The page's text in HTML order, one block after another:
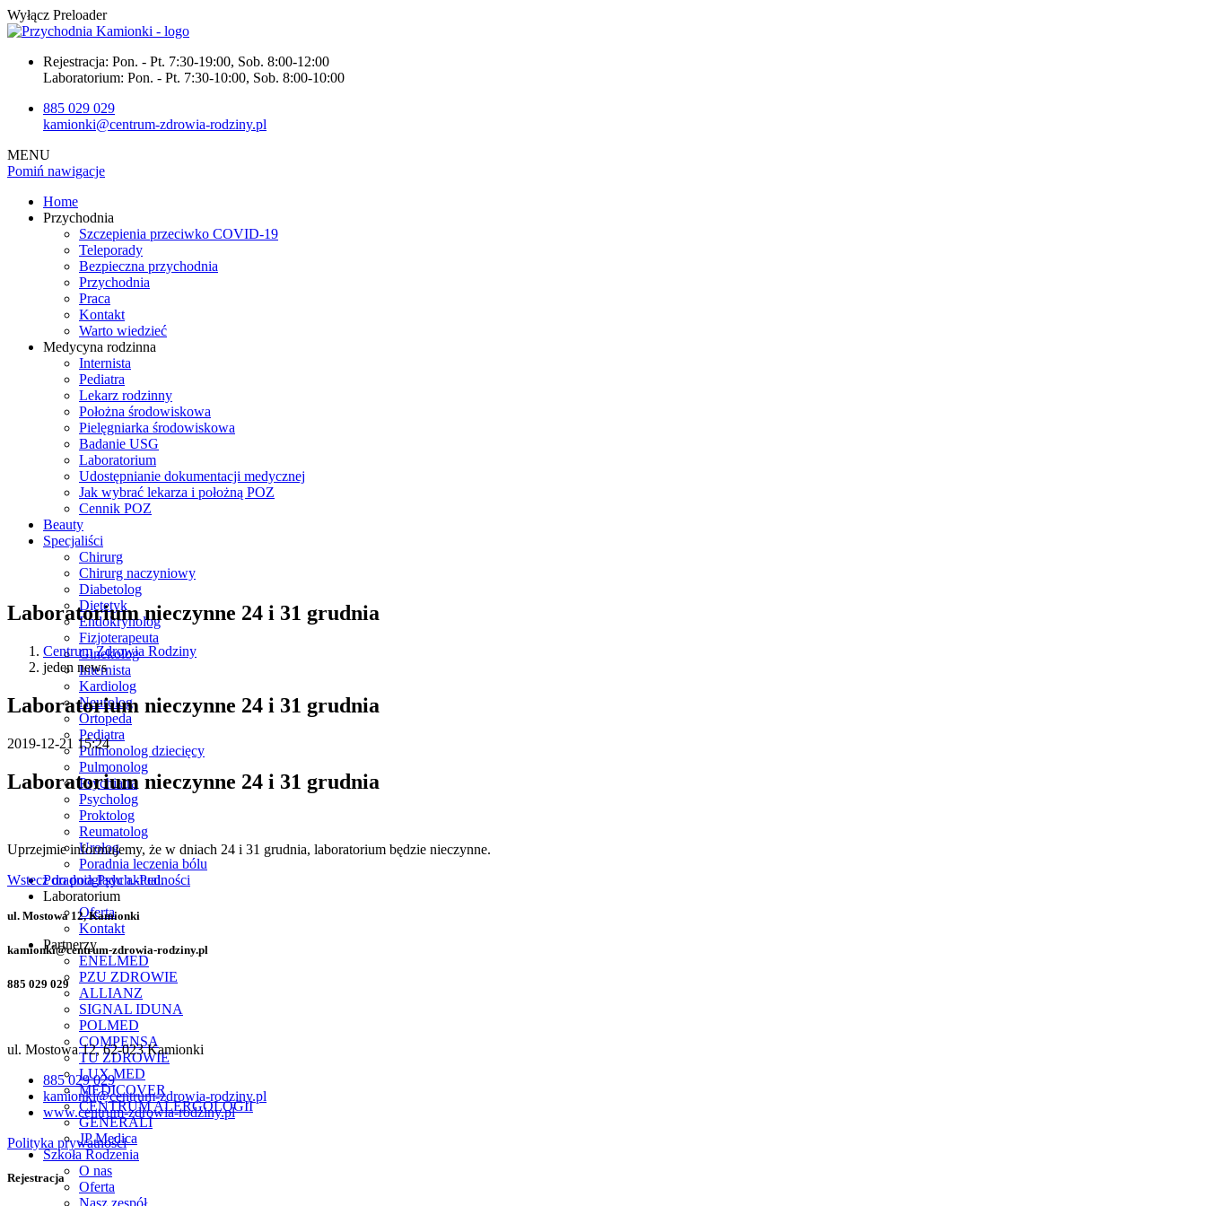
Wyłącz Preloader
Rejestracja: Pon. - Pt. 7:30-19:00, Sob. 8:00-12:00
Laboratorium: Pon. - Pt. 7:30-10:00, Sob. 8:00-10:00
885 029 029
kamionki@centrum-zdrowia-rodziny.pl
MENU
Pomiń nawigacje
Home
Przychodnia
Szczepienia przeciwko COVID-19
Teleporady
Bezpieczna przychodnia
Przychodnia
Praca
Kontakt
Warto wiedzieć
Medycyna rodzinna
Internista
Pediatra
Lekarz rodzinny
Położna środowiskowa
Pielęgniarka środowiskowa
Badanie USG
Laboratorium
Udostępnianie dokumentacji medycznej
Jak wybrać lekarza i położną POZ
Cennik POZ
Beauty
Specjaliści
Chirurg
Chirurg naczyniowy
Diabetolog
Dietetyk
Endokrynolog
Fizjoterapeuta
Ginekolog
Internista
Kardiolog
Neurolog
Ortopeda
Pediatra
Pulmonolog dziecięcy
Pulmonolog
Psychiatra
Psycholog
Proktolog
Reumatolog
Urolog
Poradnia leczenia bólu
Poradnia Psych.-Ped.
Laboratorium
Oferta
Kontakt
Partnerzy
ENELMED
PZU ZDROWIE
ALLIANZ
SIGNAL IDUNA
POLMED
COMPENSA
TU ZDROWIE
LUX MED
MEDICOVER
CENTRUM ALERGOLOGII
GENERALI
JP Medica
Szkoła Rodzenia
O nas
Oferta
Nasz zespół
Laboratorium nieczynne 24 i 31 grudnia
Centrum Zdrowia Rodziny
jeden news
Laboratorium nieczynne 24 i 31 grudnia
2019-12-21 15:24
Laboratorium nieczynne 24 i 31 grudnia
Uprzejmie informujemy, że w dniach 24 i 31 grudnia, laboratorium będzie nieczynne.
Wstecz do podglądu aktualności
ul. Mostowa 12, Kamionki
kamionki@centrum-zdrowia-rodziny.pl
885 029 029
ul. Mostowa 12, 62-023 Kamionki
885 029 029
kamionki@centrum-zdrowia-rodziny.pl
www.centrum-zdrowia-rodziny.pl
Polityka prywatności
Rejestracja